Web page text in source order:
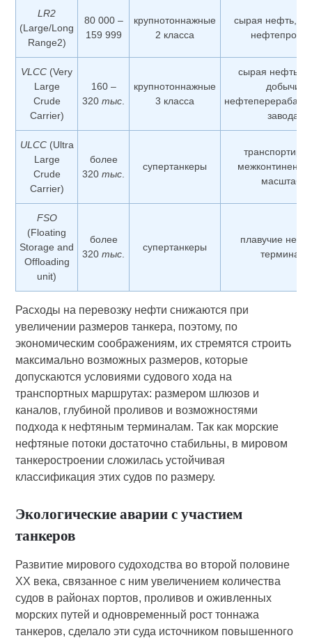
LR2
(Large/Long
Range2)
80 000 –
159 999
крупнотоннажные
2 класса
сырая нефть,
VLCC (Very
Large
Crude
Carrier)
160 –
320тыс
крупнотоннажные
3 класса
сырая нефть
добычи к
заводам
ULCC(Ultra
Large
Crude
Carrier)
более
320тыс
супертанкеры
масштабах
FSO
(Floating
Storage and
Offloading
unit)
более
320тыс
супертанкеры
плавучие
терминалы
Расходы на перевозку нефти снижаются при
увеличении размеров танкера, поэтому, по
экономическим соображениям, их стремятся строить
максимально возможных размеров, которые
допускаются условиями судового хода на
транспортных маршрутах: размером шлюзов и
каналов, глубиной проливов и возможностями
подхода к нефтяным терминалам. Так как морские
нефтяные потоки достаточно стабильны, в мировом
танкеростроении сложилась устойчивая
классификация этих судов по размеру.
Экологические аварии с участием
танкеров
Развитие мирового судоходства во второй половине
XX века, связанное с ним увеличением количества
судов в районах портов, проливов и оживленных
морских путей и одновременный рост тоннажа
танкеров, сделало эти суда источником повышенного